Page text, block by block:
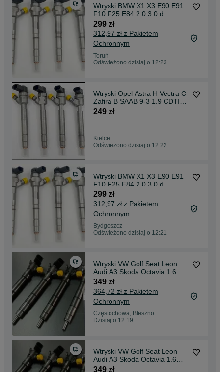
Wtryski BMW X1 X3 E90 E91
F10 F25 E84 2.0 3.0 d
044.5110.478
299 zł
312,97 zł z Pakietem
Ochronnym
Toruń
Odświeżono dzisiaj o 12:23
Wtryski Opel Astra H Vectra C
Zafira B SAAB 9-3 1.9 CDTI
044.5110.159
249 zł
Kielce
Odświeżono dzisiaj o 12:22
Wtryski BMW X1 X3 E90 E91
F10 F25 E84 2.0 3.0 d
044.5110.478
299 zł
312,97 zł z Pakietem
Ochronnym
Bydgoszcz
Odświeżono dzisiaj o 12:21
Wtryski VW Golf Seat Leon
Audi A3 Skoda Octavia 1.6
TDI Delphi
349 zł
364,72 zł z Pakietem
Ochronnym
Częstochowa, Błeszno
Dzisiaj o 12:19
Wtryski VW Golf Seat Leon
Audi A3 Skoda Octavia 1.6
TDI Delphi
349 zł